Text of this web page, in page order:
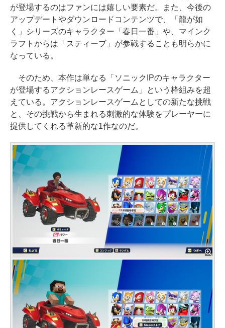
が登場するのはファンには嬉しい要素だ。また、今後の
アップデートやダウンロードコンテンツで、「龍が如
く」シリーズのキャラクター「春日一番」や、マインク
ラフトからは「スティーブ」が参戦することも明らかに
なっている。
そのため、本作は単なる「ソニックIPのキャラクター
が登場するアクションレースゲーム」という枠組みを超
えている。アクションレースゲームとしての新たな挑戦
と、その挑戦から生まれる刺激的な体験をプレーヤーに
提供してくれる革新的な1作なのだ。